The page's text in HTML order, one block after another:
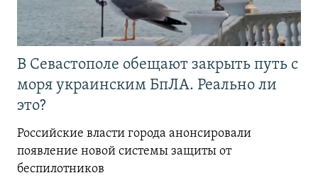
В Севастополе обещают закрыть путь с
моря украинским БпЛА. Реально ли
это?
Российские власти города анонсировали
появление новой системы защиты от
беспилотников